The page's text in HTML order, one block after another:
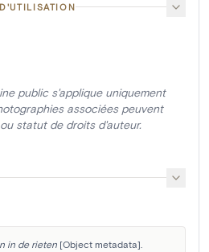
public s'applique uniquement
associées peuvent
statut de droits d'auteur.
in de rieten [Object metadata].